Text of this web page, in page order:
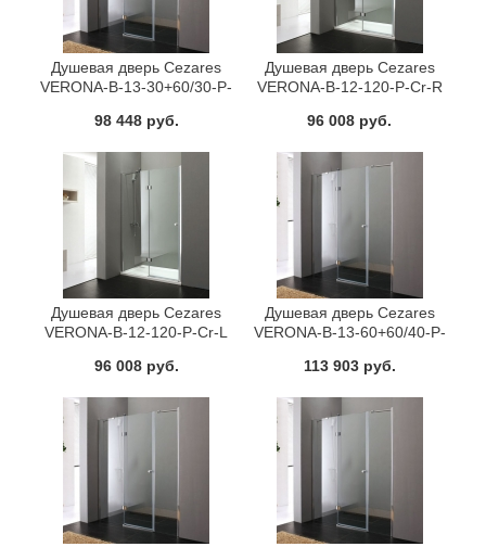
Душевая дверь Cezares
VERONA-B-13-30+60/30-P-
98 448 руб.
Душевая дверь Cezares
VERONA-B-12-120-P-Cr-R
96 008 руб.
Душевая дверь Cezares
VERONA-B-12-120-P-Cr-L
96 008 руб.
Душевая дверь Cezares
VERONA-B-13-60+60/40-P-
113 903 руб.